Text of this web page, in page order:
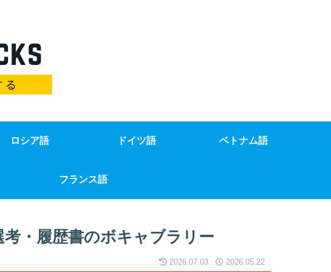
ロシア語 ドイツ語 ベトナム語
フランス語
・履歴書のボキャブラリー
2026.07.03 2026.05.22